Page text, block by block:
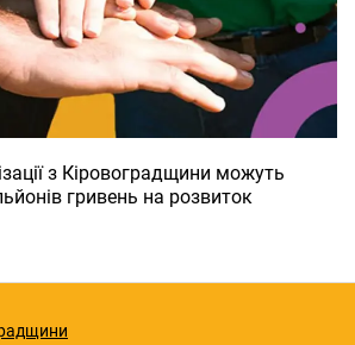
з Кіровоградщини можуть
гривень на розвиток